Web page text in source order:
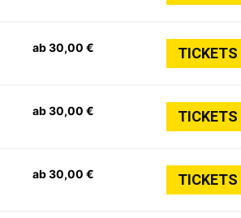
ab 30,00 € TICKETS
ab 30,00 € TICKETS
ab 30,00 € TICKETS